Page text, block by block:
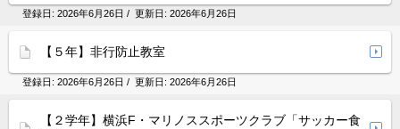
登録日: 2026年6月26日 / 更新日: 2026年6月26日
【５年】非行防止教室
登録日: 2026年6月26日 / 更新日: 2026年6月26日
【２学年】横浜F・マリノススポーツクラブ「サッカー食